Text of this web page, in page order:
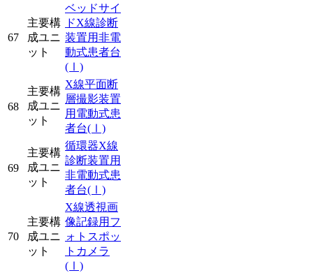
67
主要構
成ユニ
ット
ベッドサイ
ドX線診断
装置用非電
動式患者台
(Ⅰ)
68
主要構
成ユニ
ット
X線平面断
層撮影装置
用電動式患
者台(Ⅰ)
69
主要構
成ユニ
ット
循環器X線
診断装置用
非電動式患
者台(Ⅰ)
70
主要構
成ユニ
ット
X線透視画
像記録用フ
ォトスポッ
トカメラ
(Ⅰ)